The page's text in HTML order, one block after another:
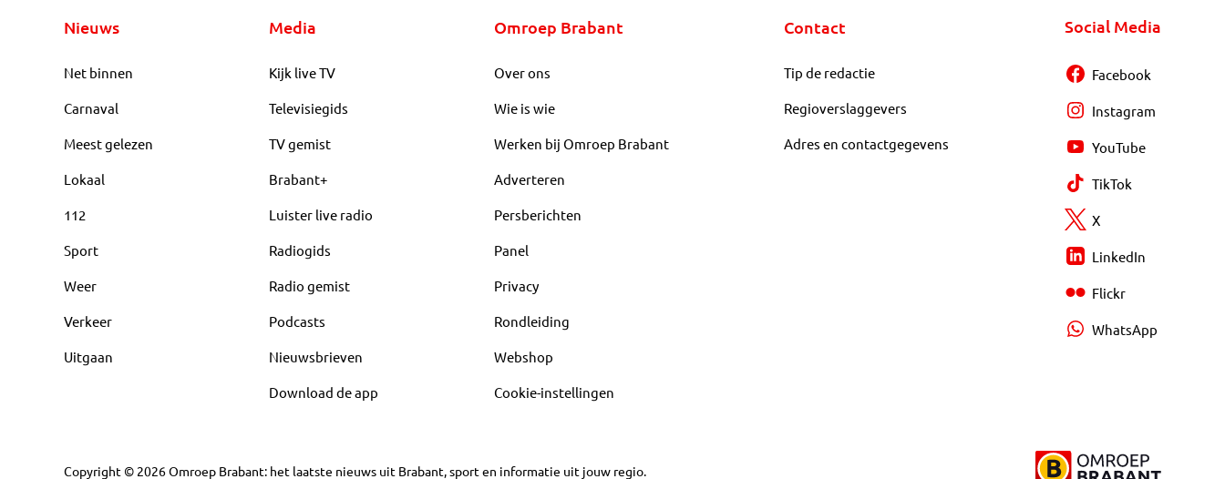
Nieuws
Net binnen
Carnaval
Meest gelezen
Lokaal
112
Sport
Weer
Verkeer
Uitgaan
Media
Kijk live TV
Televisiegids
TV gemist
Brabant+
Luister live radio
Radiogids
Radio gemist
Podcasts
Nieuwsbrieven
Download de app
Omroep Brabant
Over ons
Wie is wie
Werken bij Omroep Brabant
Adverteren
Persberichten
Panel
Privacy
Rondleiding
Webshop
Cookie-instellingen
Contact
Tip de redactie
Regioverslaggevers
Adres en contactgegevens
Social Media
Facebook
Instagram
YouTube
TikTok
X
LinkedIn
Flickr
WhatsApp
Copyright © 2026Omroep Brabant: het laatste nieuws uit Brabant, sport en informatie uit jouw regio.